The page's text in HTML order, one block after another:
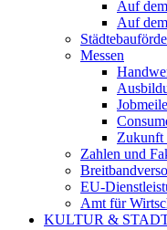
Auf
Auf
Messen
Zukunft
Zahlen und
EU-
Amt für
KULTUR &